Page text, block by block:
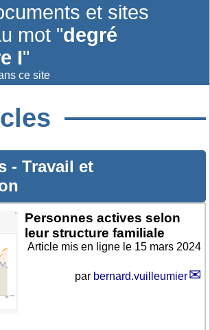
et sites
mot "degré
I"
ce site
- Travail et
Personnes actives selon
leur structure familiale
Article mis en ligne le 15 mars 2024
par bernard.vuilleumier